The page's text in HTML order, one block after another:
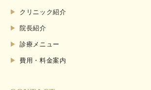
クリニック紹介
院長紹介
診療メニュー
費用・料金案内